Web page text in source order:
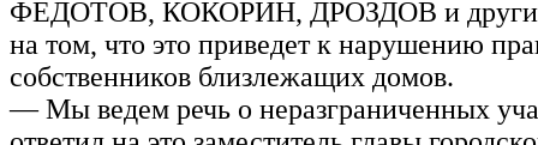
ФЕДОТОВ, КОКОРИН, ДРОЗДОВ и
на том, что это приведет к нарушению
собственников близлежащих домов.
— Мы ведем речь о неразграниченных